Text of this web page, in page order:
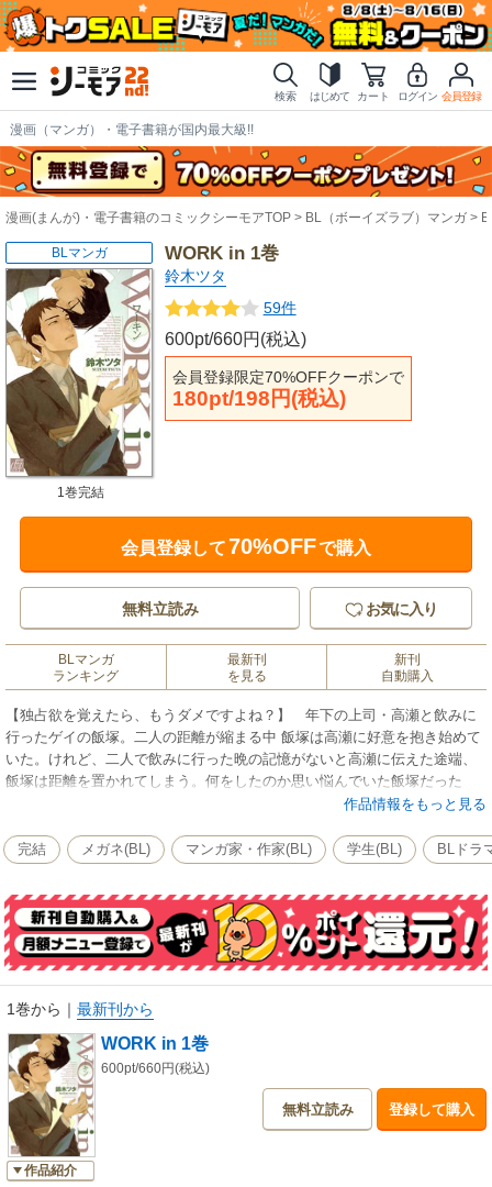
検索 はじめて カート ログイン 会員登録
漫画（マンガ）・電子書籍が国内最大級!!
漫画(まんが)・電子書籍のコミックシーモアTOP BL（ボーイズラブ）マンガ
WORK in 1巻
鈴木ツタ
59件
600pt/660円(税込)
会員登録限定70%OFFクーポンで
180pt/198円(税込)
BLマンガ
1巻完結
会員登録して70%OFFで購入
無料立読み お気に入り
BLマンガ
ランキング
最新刊
を見る
新刊
自動購入
【独占欲を覚えたら、もうダメですよね？】 年下の上司・高瀬と飲みに
行ったゲイの飯塚。二人の距離が縮まる中 飯塚は高瀬に好意を抱き始めて
いた。けれど、二人で飲みに行った晩の記憶がないと高瀬に伝えた途端、
飯塚は距離を置かれてしまう。何をしたのか思い悩んでいた飯塚だった
作品情報をもっと見る
完結 メガネ(BL) マンガ家・作家(BL) 学生(BL) BLドラ
1巻から ｜ 最新刊から
作品紹介
WORK in 1巻
600pt/660円(税込)
無料立読み 登録して購入